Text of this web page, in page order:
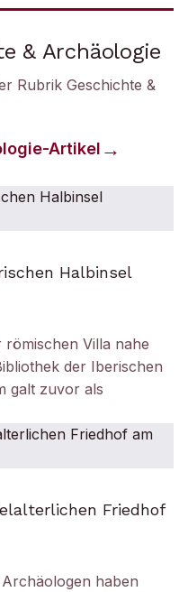
& Archäologie
Rubrik Geschichte &
-Artikel
Halbinsel
römischen Villa nahe
der Iberischen
galt zuvor als
Friedhof
haben